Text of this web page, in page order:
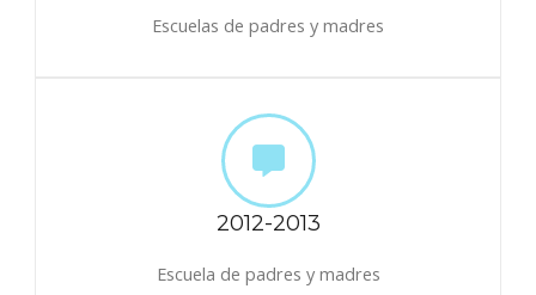
Escuelas de padres y madres
2012-2013
Escuela de padres y madres